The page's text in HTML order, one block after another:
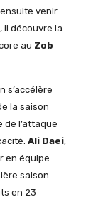
venir
il découvre la
au Zob
s’accélère
la saison
l’attaque
Ali Daei,
en équipe
saison
en 23